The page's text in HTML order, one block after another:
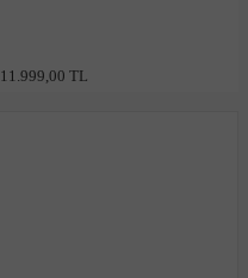
11.999,00 TL